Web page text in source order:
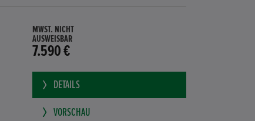
MWST. NICHT
AUSWEISBAR
7.590 €
DETAILS
VORSCHAU